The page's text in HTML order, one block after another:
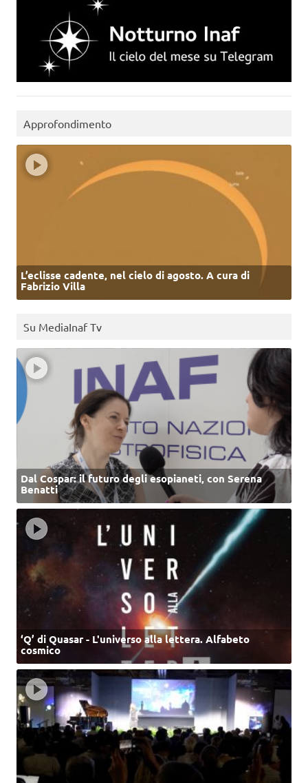
Approfondimento
L’eclisse cadente, nel cielo di agosto. A cura di
Fabrizio Villa
Su MediaInaf Tv
Dal Cospar: il futuro degli esopianeti, con Serena
Benatti
‘Q’ di Quasar - L'universo alla lettera. Alfabeto
cosmico